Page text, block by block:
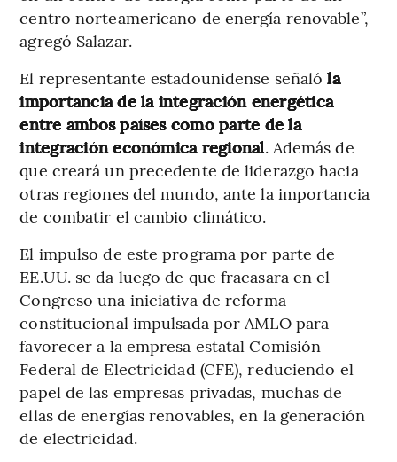
centro norteamericano de energía renovable”,
agregó Salazar.
El representante estadounidense señaló la
importancia de la integración energética
entre ambos países como parte de la
integración económica regional. Además de
que creará un precedente de liderazgo hacia
otras regiones del mundo, ante la importancia
de combatir el cambio climático.
El impulso de este programa por parte de
EE.UU. se da luego de que fracasara en el
Congreso una iniciativa de reforma
constitucional impulsada por AMLO para
favorecer a la empresa estatal Comisión
Federal de Electricidad (CFE), reduciendo el
papel de las empresas privadas, muchas de
ellas de energías renovables, en la generación
de electricidad.